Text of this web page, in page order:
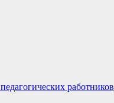
работников